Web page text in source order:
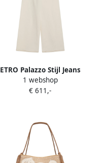
ETRO Palazzo Stijl Jeans
Beige Dames
1 webshop
€ 611,-